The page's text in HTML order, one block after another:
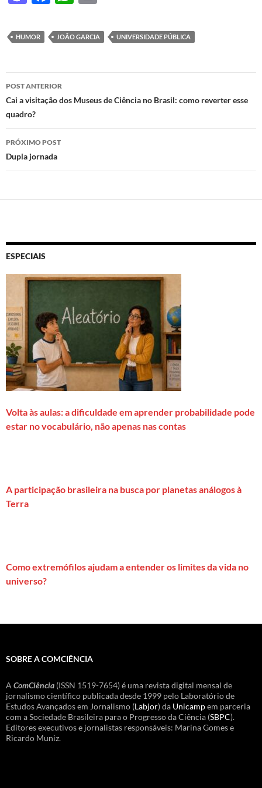
to
d
o
n
e
b
o
o
k
at
s
A
p
nt
HUMOR JOÃO GARCIA UNIVERSIDADE PÚBLICA
Navegação
de
posts
POST ANTERIOR
Cai a visitação dos Museus de Ciência no Brasil: como reverter esse
quadro?
PRÓXIMO POST
Dupla jornada
ESPECIAIS
Volta às aulas: a dificuldade em aprender probabilidade pode
estar no vocabulário, não apenas nas contas
A participação brasileira na busca por planetas análogos à
Terra
Como extremófilos ajudam a entender os limites da vida no
universo?
SOBRE A COMCIÊNCIA
A ComCiência (ISSN 1519-7654) é uma revista digital mensal de
jornalismo científico publicada desde 1999 pelo Laboratório de
Estudos Avançados em Jornalismo (Labjor) da Unicampem parceria
com a Sociedade Brasileira para o Progresso da Ciência (SBPC).
Editores executivos e jornalistas responsáveis: Marina Gomes e
Ricardo Muniz.